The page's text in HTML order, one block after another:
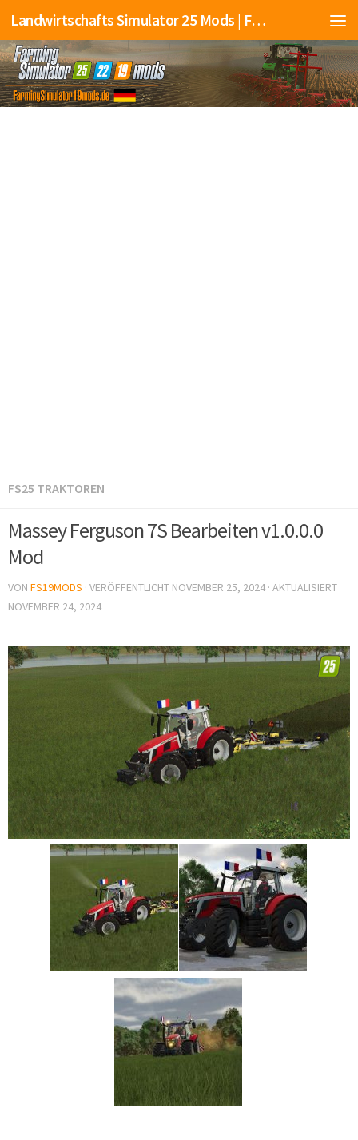
Landwirtschafts Simulator 25 Mods | Farming Simulator 25 Mods | FS25 Mods
FS25 TRAKTOREN
Massey Ferguson 7S Bearbeiten v1.0.0.0
Mod
VON FS19MODS · VERÖFFENTLICHT NOVEMBER 25, 2024 · AKTUALISIERT
NOVEMBER 24, 2024